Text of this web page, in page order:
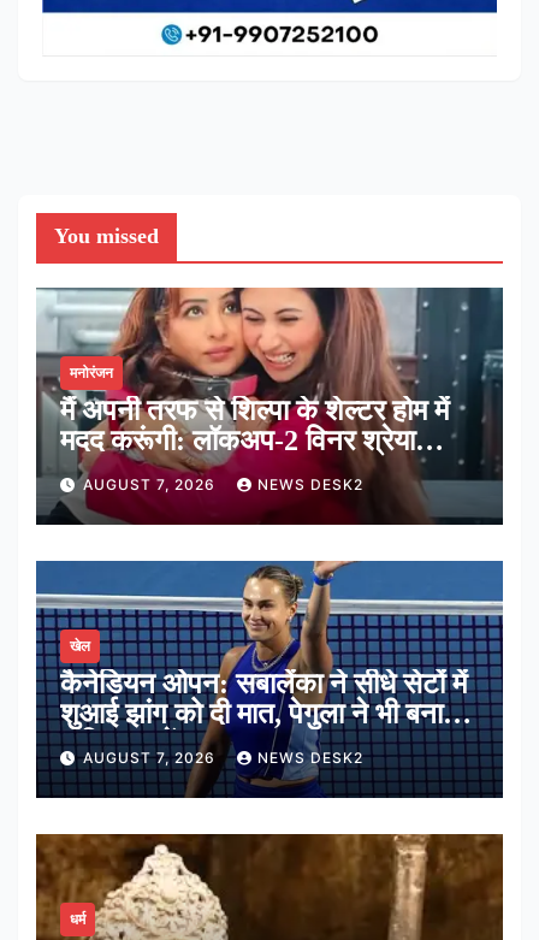
You missed
मनोरंजन
मैं अपनी तरफ से शिल्पा के शेल्टर होम में
मदद करूंगी: लॉकअप-2 विनर श्रेया
कालरा
AUGUST 7, 2026 NEWS DESK2
खेल
कैनेडियन ओपन: सबालेंका ने सीधे सेटों में
शुआई झांग को दी मात, पेगुला ने भी बनाई
अंतिम 16 में जगह
AUGUST 7, 2026 NEWS DESK2
धर्म